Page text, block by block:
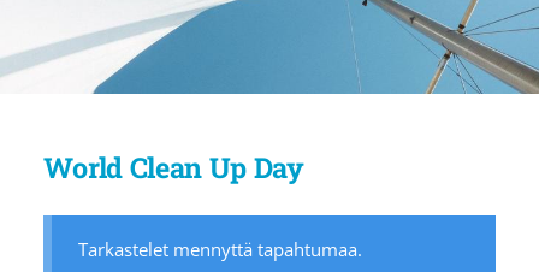
World Clean Up Day
Tarkastelet mennyttä tapahtumaa.